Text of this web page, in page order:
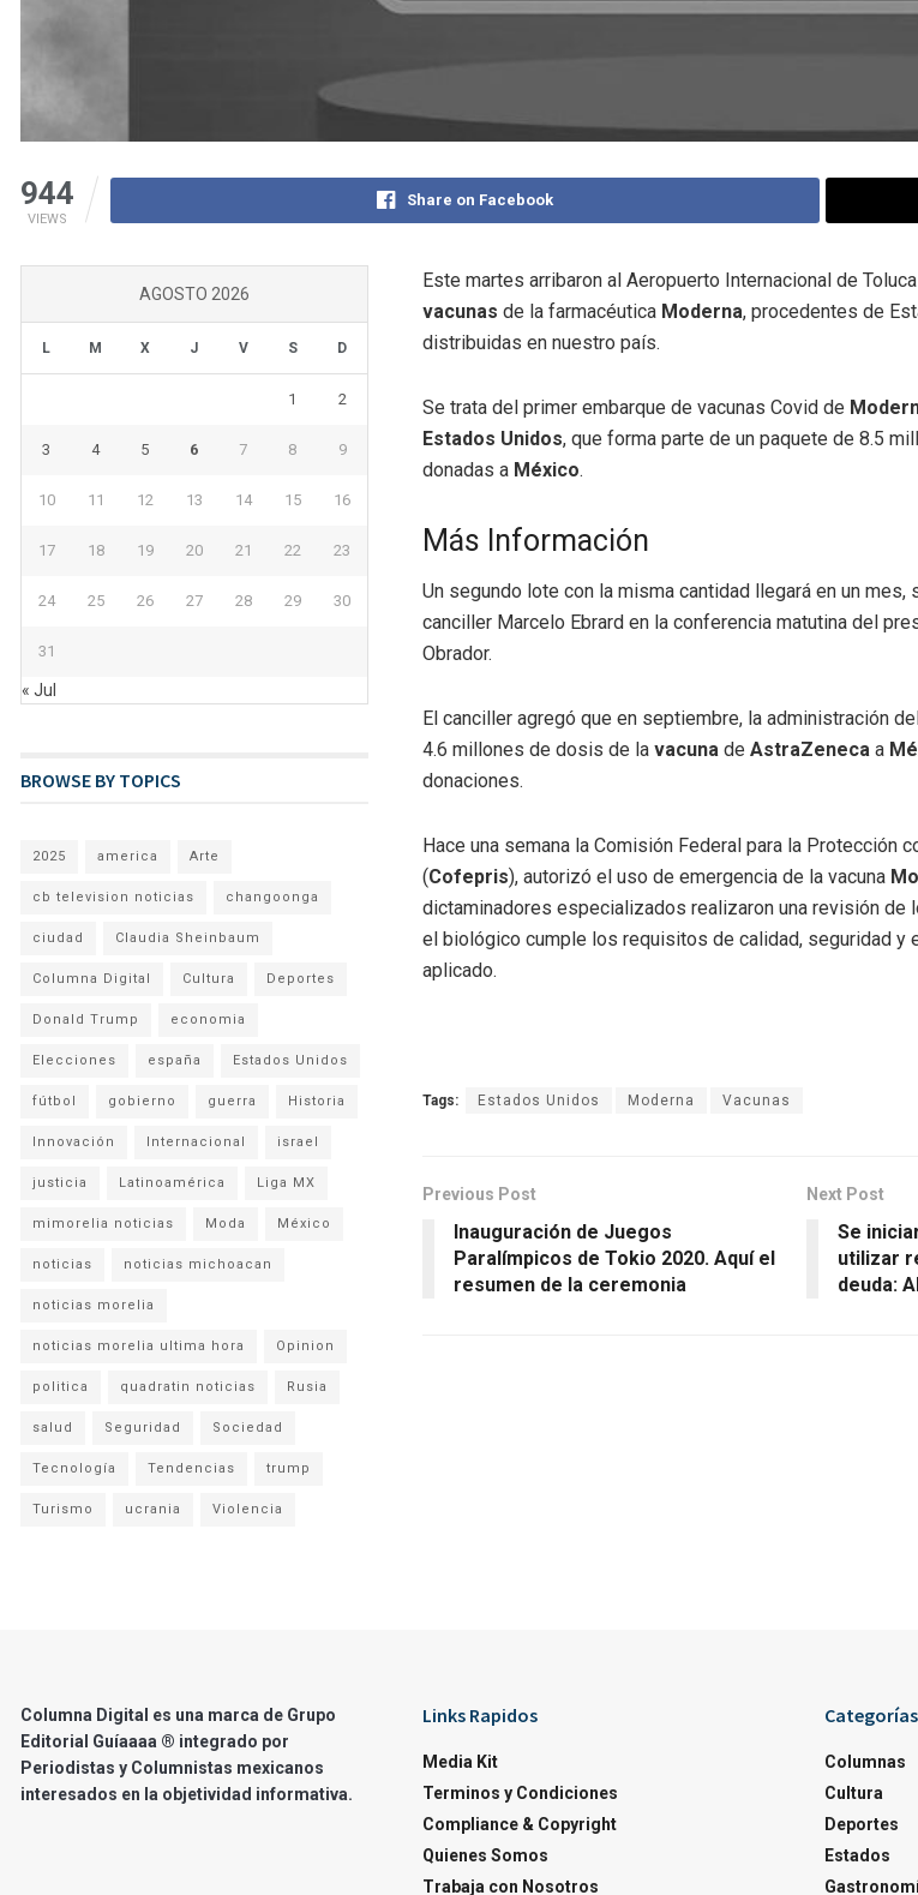
944
VIEWS
Share on Facebook
Este martes arribaron al Aeropuerto Internacional de Toluca
vacunas de la farmacéutica Moderna, procedentes de
distribuidas en nuestro país.
Se trata del primer embarque de vacunas Covid de
Estados Unidos, que forma parte de un paquete de 8.5
donadas a México.
Más Información
Un segundo lote con la misma cantidad llegará en un mes,
canciller Marcelo Ebrard en la conferencia matutina del
Obrador.
El canciller agregó que en septiembre, la administración
4.6 millones de dosis de la vacuna de AstraZeneca a
donaciones.
Hace una semana la Comisión Federal para la Protección
(Cofepris), autorizó el uso de emergencia de la vacuna
dictaminadores especializados realizaron una revisión de
el biológico cumple los requisitos de calidad, seguridad y
aplicado.
Tags: Estados Unidos Moderna Vacunas
Previous Post
Inauguración de Juegos
Paralímpicos de Tokio 2020. Aquí el
resumen de la ceremonia
Next Post
Se
utilizar
deuda:
AGOSTO 2026
L M X J V S D
1 2
3 4 5 6 7 8 9
10 11 12 13 14 15 16
17 18 19 20 21 22 23
24 25 26 27 28 29 30
31
« Jul
BROWSE BY TOPICS
2025 america Arte
cb television noticias changoonga
ciudad Claudia Sheinbaum
Columna Digital Cultura Deportes
Donald Trump economia
Elecciones españa Estados Unidos
fútbol gobierno guerra Historia
Innovación Internacional israel
justicia Latinoamérica Liga MX
mimorelia noticias Moda México
noticias noticias michoacan
noticias morelia
noticias morelia ultima hora Opinion
politica quadratin noticias Rusia
salud Seguridad Sociedad
Tecnología Tendencias trump
Turismo ucrania Violencia
Columna Digital es una marca de Grupo
Editorial Guíaaaa ® integrado por
Periodistas y Columnistas mexicanos
interesados en la objetividad informativa.
Links Rapidos
Media Kit
Terminos y Condiciones
Compliance & Copyright
Quienes Somos
Trabaja con Nosotros
Categorías
Columnas
Cultura
Deportes
Estados